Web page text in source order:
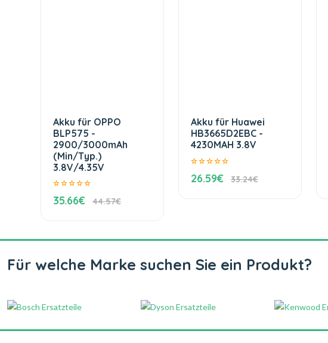
Akku für OPPO
BLP575 -
2900/3000mAh
(Min/Typ.)
3.8V/4.35V
35.66€ 44.57€
Akku für Huawei
HB3665D2EBC -
4230MAH 3.8V
26.59€ 33.24€
Für welche Marke suchen Sie ein Produkt?